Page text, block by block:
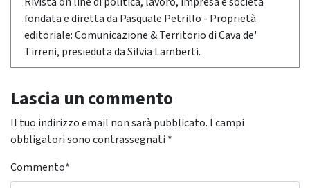
fondata e diretta da Pasquale Petrillo - Proprietà
editoriale: Comunicazione & Territorio di Cava de'
Tirreni, presieduta da Silvia Lamberti.
Lascia un commento
Il tuo indirizzo email non sarà pubblicato. I campi
obbligatori sono contrassegnati *
Commento*